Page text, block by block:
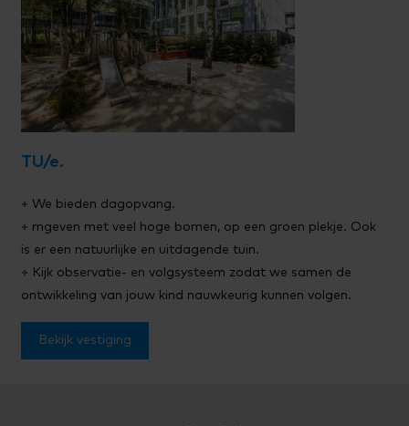
TU/e.
+ We bieden dagopvang.
+ mgeven met veel hoge bomen, op een groen plekje. Ook
is er een natuurlijke en uitdagende tuin.
+ Kijk observatie- en volgsysteem zodat we samen de
ontwikkeling van jouw kind nauwkeurig kunnen volgen.
Bekijk vestiging